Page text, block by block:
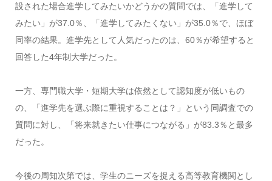
設された場合進学してみたいかどうかの質問では、「進学して
みたい」が37.0％、「進学してみたくない」が35.0％で、ほぼ
同率の結果。進学先として人気だったのは、60％が希望すると
回答した4年制大学だった。
一方、専門職大学・短期大学は依然として認知度が低いもの
の、「進学先を選ぶ際に重視することは？」という同調査での
質問に対し、「将来就きたい仕事につながる」が83.3％と最多
だった。
今後の周知次第では、学生のニーズを捉える高等教育機関とし